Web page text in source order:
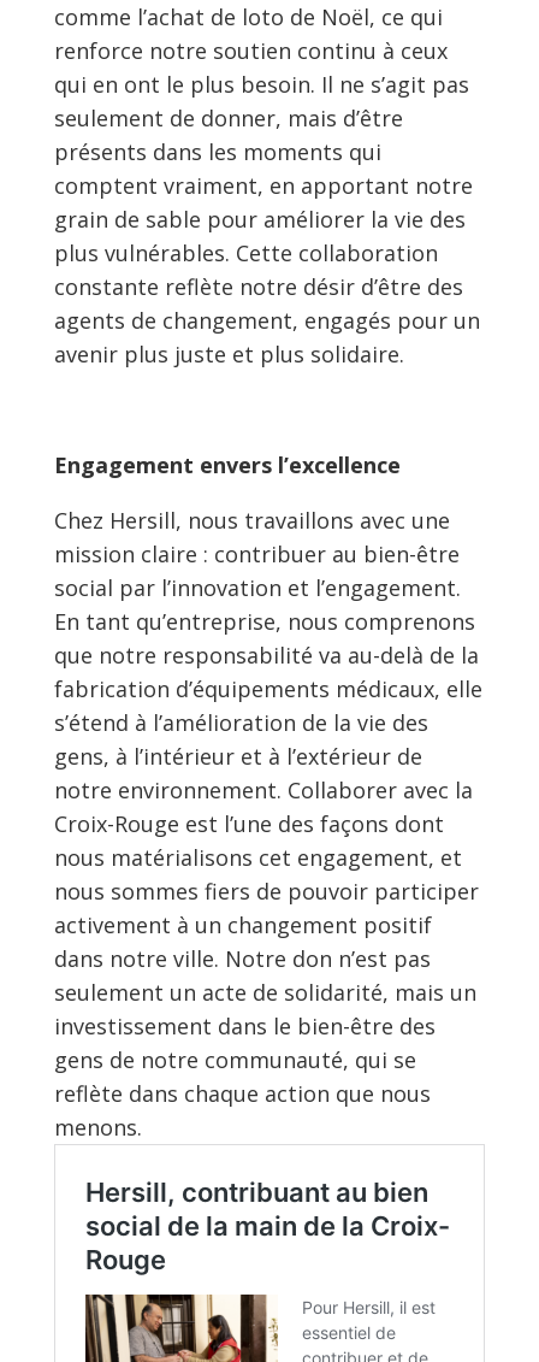
comme l’achat de loto de Noël, ce qui
renforce notre soutien continu à ceux
qui en ont le plus besoin. Il ne s’agit pas
seulement de donner, mais d’être
présents dans les moments qui
comptent vraiment, en apportant notre
grain de sable pour améliorer la vie des
plus vulnérables. Cette collaboration
constante reflète notre désir d’être des
agents de changement, engagés pour un
avenir plus juste et plus solidaire.
Engagement envers l’excellence
Chez Hersill, nous travaillons avec une
mission claire : contribuer au bien-être
social par l’innovation et l’engagement.
En tant qu’entreprise, nous comprenons
que notre responsabilité va au-delà de la
fabrication d’équipements médicaux, elle
s’étend à l’amélioration de la vie des
gens, à l’intérieur et à l’extérieur de
notre environnement. Collaborer avec la
Croix-Rouge est l’une des façons dont
nous matérialisons cet engagement, et
nous sommes fiers de pouvoir participer
activement à un changement positif
dans notre ville. Notre don n’est pas
seulement un acte de solidarité, mais un
investissement dans le bien-être des
gens de notre communauté, qui se
reflète dans chaque action que nous
menons.